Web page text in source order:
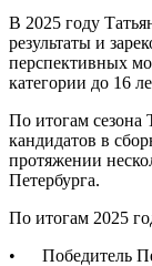
В 2025 году
результаты и
перспективных
категории до 16
По итогам сезона
кандидатов в
протяжении
Петербурга.
По итогам 2025
• Победитель